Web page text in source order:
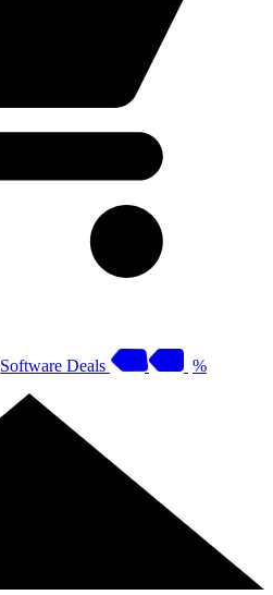
Software Deals %